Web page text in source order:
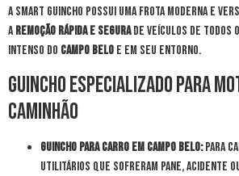
A Smart Guincho possui uma frota moderna e
aremoção rápida e segurade veículos de todos
intenso do Campo Belo e em seu entorno.
Guincho Especializado para
Caminhão
Guincho para Carro em Campo Belo:Para
utilitários que sofreram pane, acidente